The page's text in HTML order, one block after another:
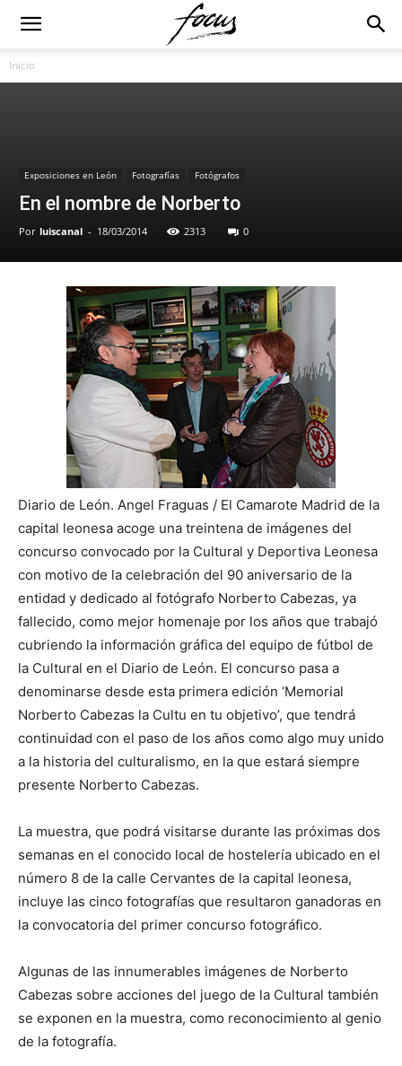
Inicio
Exposiciones en León Fotografías Fotógrafos
En el nombre de Norberto
Por luiscanal - 18/03/2014 2313 0
Diario de León. Angel Fraguas / El Camarote Madrid de la
capital leonesa acoge una treintena de imágenes del
concurso convocado por la Cultural y Deportiva Leonesa
con motivo de la celebración del 90 aniversario de la
entidad y dedicado al fotógrafo Norberto Cabezas, ya
fallecido, como mejor homenaje por los años que trabajó
cubriendo la información gráfica del equipo de fútbol de
la Cultural en el Diario de León. El concurso pasa a
denominarse desde esta primera edición ‘Memorial
Norberto Cabezas la Cultu en tu objetivo’, que tendrá
continuidad con el paso de los años como algo muy unido
a la historia del culturalismo, en la que estará siempre
presente Norberto Cabezas.
La muestra, que podrá visitarse durante las próximas dos
semanas en el conocido local de hostelería ubicado en el
número 8 de la calle Cervantes de la capital leonesa,
incluye las cinco fotografías que resultaron ganadoras en
la convocatoria del primer concurso fotográfico.
Algunas de las innumerables imágenes de Norberto
Cabezas sobre acciones del juego de la Cultural también
se exponen en la muestra, como reconocimiento al genio
de la fotografía.